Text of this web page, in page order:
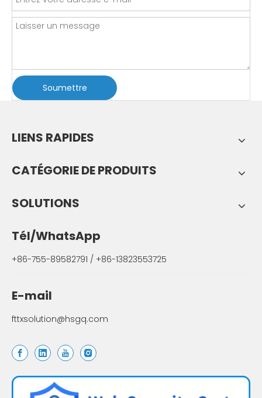
Soumettre
LIENS RAPIDES
CATÉGORIE DE PRODUITS
SOLUTIONS
Tél/WhatsApp
+86-755-89582791 / +86-13823553725
E-mail
fttxsolution@hsgq.com